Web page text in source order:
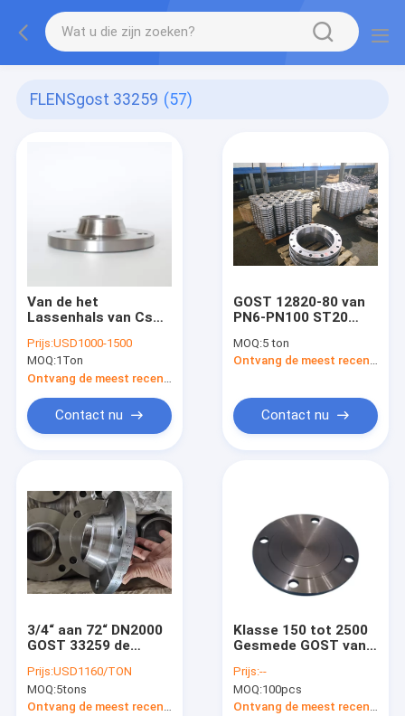
FLENSgost 33259 (57)
Van de het
Lassenhals van Cs
12X18H10T 904L van
de de Plaatflens
Gost 33259 DN900
DN750
Prijs:USD1000-1500
MOQ:1Ton
Contact nu
GOST 12820-80 van
PN6-PN100 ST20
TYPE 01 02 05 GOST
12821 Cs CT20;
316/316L
MOQ:5 ton
Ontvang de meest recente Prijs
Contact nu
3/4“ aan 72“ DN2000
GOST 33259 de
de Staalplaat 12821
WN-Flenzen
Prijs:USD1160/TON
MOQ:5tons
Klasse 150 tot 2500
Gesmede GOST van
Koolstofstaalflens
33259 12820 12821
12836
Prijs:--
MOQ:100pcs